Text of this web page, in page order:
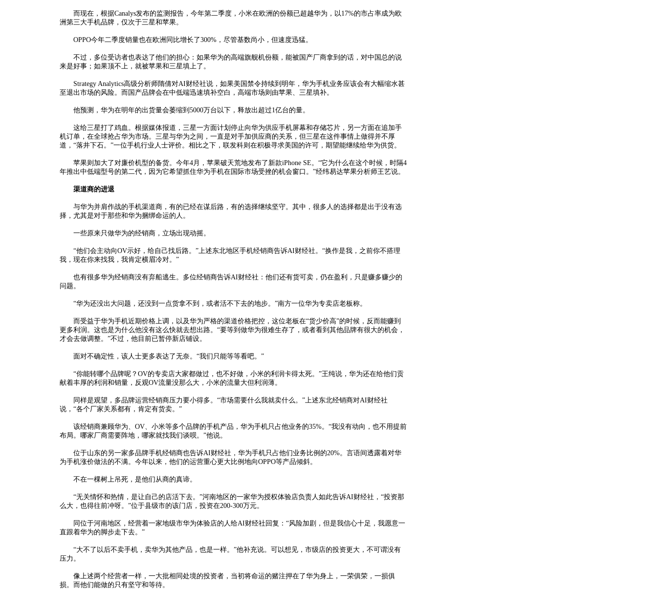
而现在，根据Canalys发布的监测报告，今年第二季度，小米在欧洲的份额已超越华为，以17%的市占率成为欧
洲第三大手机品牌，仅次于三星和苹果。
OPPO今年二季度销量也在欧洲同比增长了300%，尽管基数尚小，但速度迅猛。
不过，多位受访者也表达了他们的担心：如果华为的高端旗舰机份额，能被国产厂商拿到的话，对中国总的说
来是好事；如果顶不上，就被苹果和三星填上了。
Strategy Analytics高级分析师隋倩对AI财经社说，如果美国禁令持续到明年，华为手机业务应该会有大幅缩水甚
至退出市场的风险。而国产品牌会在中低端迅速填补空白，高端市场则由苹果、三星填补。
他预测，华为在明年的出货量会萎缩到5000万台以下，释放出超过1亿台的量。
这给三星打了鸡血。根据媒体报道，三星一方面计划停止向华为供应手机屏幕和存储芯片，另一方面在追加手
机订单，在全球抢占华为市场。三星与华为之间，一直是对手加供应商的关系，但三星在这件事情上做得并不厚
道，“落井下石。”一位手机行业人士评价。相比之下，联发科则在积极寻求美国的许可，期望能继续给华为供货。
苹果则加大了对廉价机型的备货。今年4月，苹果破天荒地发布了新款iPhone SE。“它为什么在这个时候，时隔4
年推出中低端型号的第二代，因为它希望抓住华为手机在国际市场受挫的机会窗口。”经纬易达苹果分析师王艺说。
渠道商的进退
与华为并肩作战的手机渠道商，有的已经在谋后路，有的选择继续坚守。其中，很多人的选择都是出于没有选
择，尤其是对于那些和华为捆绑命运的人。
一些原来只做华为的经销商，立场出现动摇。
“他们会主动向OV示好，给自己找后路。”上述东北地区手机经销商告诉AI财经社。“换作是我，之前你不搭理
我，现在你来找我，我肯定横眉冷对。”
也有很多华为经销商没有弃船逃生。多位经销商告诉AI财经社：他们还有货可卖，仍在盈利，只是赚多赚少的
问题。
“华为还没出大问题，还没到一点货拿不到，或者活不下去的地步。”南方一位华为专卖店老板称。
而受益于华为手机近期价格上调，以及华为严格的渠道价格把控，这位老板在“货少价高”的时候，反而能赚到
更多利润。这也是为什么他没有这么快就去想出路。“要等到做华为很难生存了，或者看到其他品牌有很大的机会，
才会去做调整。”不过，他目前已暂停新店铺设。
面对不确定性，该人士更多表达了无奈。“我们只能等等看吧。”
“你能转哪个品牌呢？OV的专卖店大家都做过，也不好做，小米的利润卡得太死。”王纯说，华为还在给他们贡
献着丰厚的利润和销量，反观OV流量没那么大，小米的流量大但利润薄。
同样是观望，多品牌运营经销商压力要小得多。“市场需要什么我就卖什么。”上述东北经销商对AI财经社
说，“各个厂家关系都有，肯定有货卖。”
该经销商兼顾华为、OV、小米等多个品牌的手机产品，华为手机只占他业务的35%。“我没有动向，也不用提前
布局。哪家厂商需要阵地，哪家就找我们谈呗。”他说。
位于山东的另一家多品牌手机经销商也告诉AI财经社，华为手机只占他们业务比例的20%。言语间透露着对华
为手机涨价做法的不满。今年以来，他们的运营重心更大比例地向OPPO等产品倾斜。
不在一棵树上吊死，是他们从商的真谛。
“无关情怀和热情，是让自己的店活下去。”河南地区的一家华为授权体验店负责人如此告诉AI财经社，“投资那
么大，也得往前冲呀。”位于县级市的该门店，投资在200-300万元。
同位于河南地区，经营着一家地级市华为体验店的人给AI财经社回复：“风险加剧，但是我信心十足，我愿意一
直跟着华为的脚步走下去。”
“大不了以后不卖手机，卖华为其他产品，也是一样。”他补充说。可以想见，市级店的投资更大，不可谓没有
压力。
像上述两个经营者一样，一大批相同处境的投资者，当初将命运的赌注押在了华为身上，一荣俱荣，一损俱
损。而他们能做的只有坚守和等待。